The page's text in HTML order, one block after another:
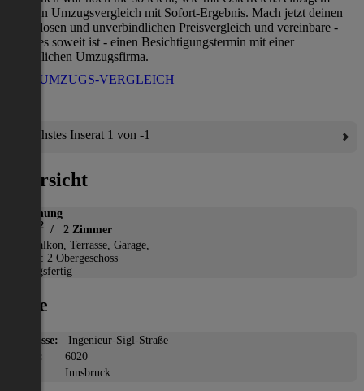
direkten Umzugsvergleich mit Sofort-Ergebnis. Mach jetzt deinen
kostenlosen und unverbindlichen Preisvergleich und vereinbare -
wenn es soweit ist - einen Besichtigungstermin mit einer
verlässlichen Umzugsfirma.
ZUM UMZUGS-VERGLEICH
Nächstes Inserat 1 von -1
Übersicht
Wohnung
2 / 2 Zimmer
Balkon, Terrasse, Garage,
Etage: 2 Obergeschoss
Bezugsfertig
Lage
Adresse:
Ingenieur-Sigl-Straße
PLZ:
6020
Innsbruck